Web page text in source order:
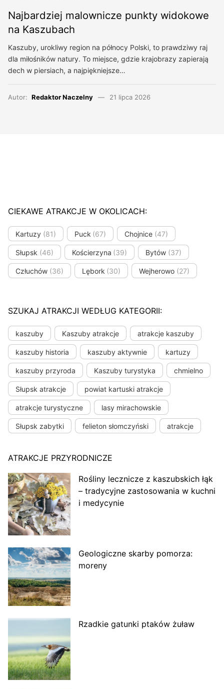
Najbardziej malownicze punkty widokowe
na Kaszubach
Kaszuby, urokliwy region na północy Polski, to prawdziwy raj
dla miłośników natury. To miejsce, gdzie krajobrazy zapierają
dech w piersiach, a najpiękniejsze…
Autor: Redaktor Naczelny 21 lipca 2026
CIEKAWE ATRAKCJE W OKOLICACH:
Kartuzy (81) Puck (67) Chojnice (47)
Słupsk (46) Kościerzyna (39) Bytów (37)
Człuchów (36) Lębork (30) Wejherowo (27)
SZUKAJ ATRAKCJI WEDŁUG KATEGORII:
kaszuby Kaszuby atrakcje atrakcje kaszuby
kaszuby historia kaszuby aktywnie kartuzy
kaszuby przyroda Kaszuby turystyka chmielno
Słupsk atrakcje powiat kartuski atrakcje
atrakcje turystyczne lasy mirachowskie
Słupsk zabytki felieton słomczyński atrakcje
ATRAKCJE PRZYRODNICZE
Rośliny lecznicze z kaszubskich łąk
– tradycyjne zastosowania w kuchni
i medycynie
Geologiczne skarby pomorza:
moreny
Rzadkie gatunki ptaków żuław